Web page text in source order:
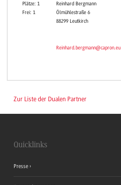
Plätze: 1
Frei: 1
Reinhard Bergmann
Ölmühlestraße 6
88299 Leutkirch
Reinhard.bergmann@capron.eu
Zur Liste der Dualen Partner
Quicklinks
Presse